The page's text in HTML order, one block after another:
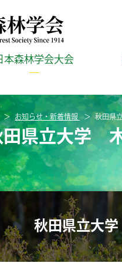
本森林学会大会
お知らせ・新着情報 秋田県
県立大学
秋田県立大